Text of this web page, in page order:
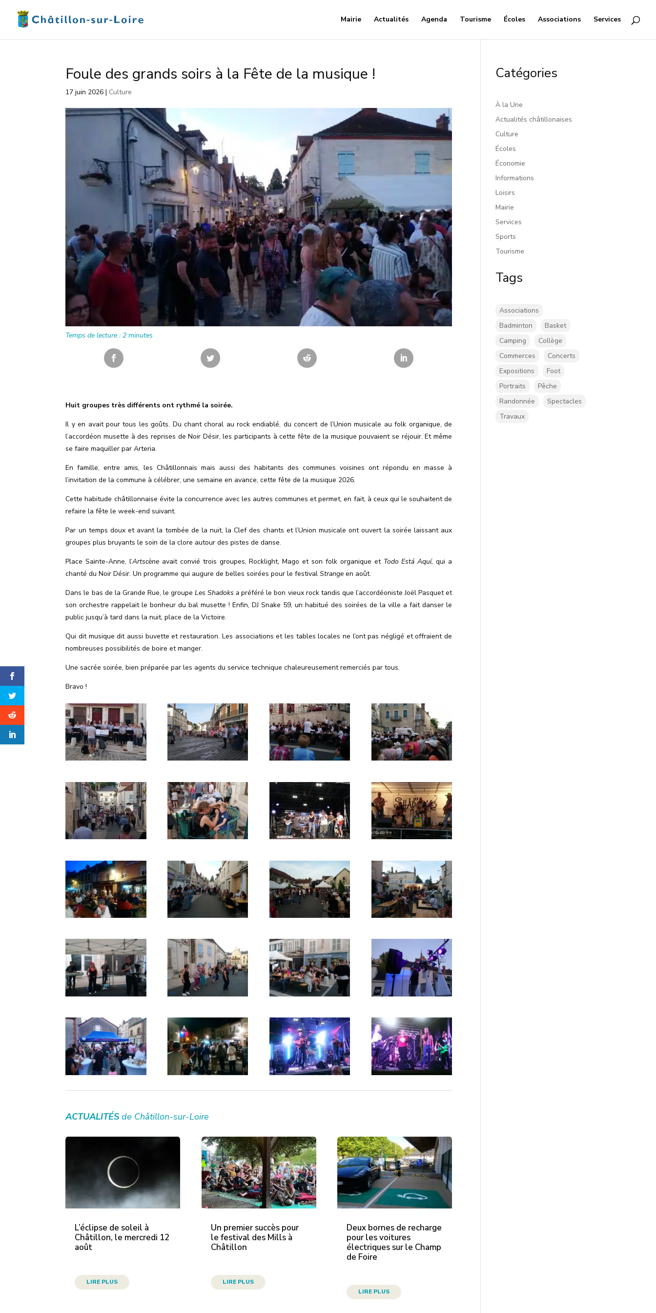
Mairie Actualités Agenda Tourisme Écoles Associations Services
Foule des grands soirs à la Fête de la musique !
17 juin 2026 | Culture
Temps de lecture :2 minutes
Huit groupes très différents ont rythmé la soirée.
Il y en avait pour tous les goûts. Du chant choral au rock endiablé, du concert de l’Union musicale au folk organique, de
l’accordéon musette à des reprises de Noir Désir, les participants à cette fête de la musique pouvaient se réjouir. Et même
se faire maquiller par Arteria.
En famille, entre amis, les Châtillonnais mais aussi des habitants des communes voisines ont répondu en masse à
l’invitation de la commune à célébrer, une semaine en avance, cette fête de la musique 2026.
Cette habitude châtillonnaise évite la concurrence avec les autres communes et permet, en fait, à ceux qui le souhaitent de
refaire la fête le week-end suivant.
Par un temps doux et avant la tombée de la nuit, la Clef des chants et l’Union musicale ont ouvert la soirée laissant aux
groupes plus bruyants le soin de la clore autour des pistes de danse.
Place Sainte-Anne, l’Artscène avait convié trois groupes, Rocklight, Mago et son folk organique et Todo Está Aquí, qui a
chanté du Noir Désir. Un programme qui augure de belles soirées pour le festivalStrange en août.
Dans le bas de la Grande Rue, le groupeLes Shadoks apréféré le bon vieux rock tandis que l’accordéoniste Joël Pasquet et
son orchestre rappelait le bonheur du bal musette ! Enfin, DJ Snake 59, un habitué des soirées de la ville a fait danser le
public jusqu’à tard dans la nuit, place de la Victoire.
Qui dit musique dit aussi buvette et restauration. Les associations et les tables locales ne l’ont pas négligé et offraient de
nombreuses possibilités de boire et manger.
Une sacrée soirée, bien préparée par les agents du service technique chaleureusement remerciés par tous.
Bravo !
ACTUALITÉS de Châtillon-sur-Loire
L’éclipse de soleil à
Châtillon, le mercredi 12
août
LIRE PLUS
Un premier succès pour
le festival des Mills à
Châtillon
LIRE PLUS
Deux bornes de recharge
pour les voitures
électriques sur le Champ
de Foire
LIRE PLUS
Catégories
À la Une
Actualités châtillonaises
Culture
Écoles
Économie
Informations
Loisirs
Mairie
Services
Sports
Tourisme
Tags
Associations
Badminton
Basket
Camping
Collège
Commerces
Concerts
Expositions
Foot
Portraits
Pêche
Randonnée
Spectacles
Travaux